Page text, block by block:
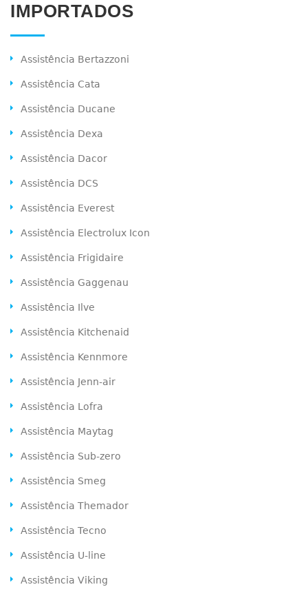
IMPORTADOS
Assistência Bertazzoni
Assistência Cata
Assistência Ducane
Assistência Dexa
Assistência Dacor
Assistência DCS
Assistência Everest
Assistência Electrolux Icon
Assistência Frigidaire
Assistência Gaggenau
Assistência Ilve
Assistência Kitchenaid
Assistência Kennmore
Assistência Jenn-air
Assistência Lofra
Assistência Maytag
Assistência Sub-zero
Assistência Smeg
Assistência Themador
Assistência Tecno
Assistência U-line
Assistência Viking